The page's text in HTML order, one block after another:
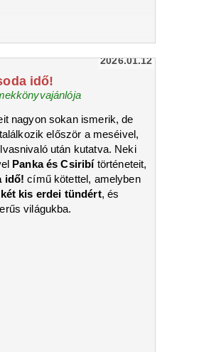
2026.01.12
idő!
nagyon sokan ismerik, de
először a meséivel,
után kutatva. Neki
Panka és Csiribítörténeteit,
idő! című kötettel, amelyben
két kis erdei tündért, és
világukba.